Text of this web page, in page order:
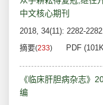
中文核心期刊
2018, 34(11): 2282-
摘要(233) PDF
《临床肝胆病杂志》
编